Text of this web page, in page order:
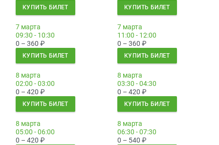
КУПИТЬ БИЛЕТ КУПИТЬ БИЛЕТ
7 марта
09:30 - 10:30
0 – 360 ₽
КУПИТЬ БИЛЕТ
7 марта
11:00 - 12:00
0 – 360 ₽
КУПИТЬ БИЛЕТ
8 марта
02:00 - 03:00
0 – 420 ₽
КУПИТЬ БИЛЕТ
8 марта
03:30 - 04:30
0 – 420 ₽
КУПИТЬ БИЛЕТ
8 марта
05:00 - 06:00
0 – 420 ₽
8 марта
06:30 - 07:30
0 – 540 ₽